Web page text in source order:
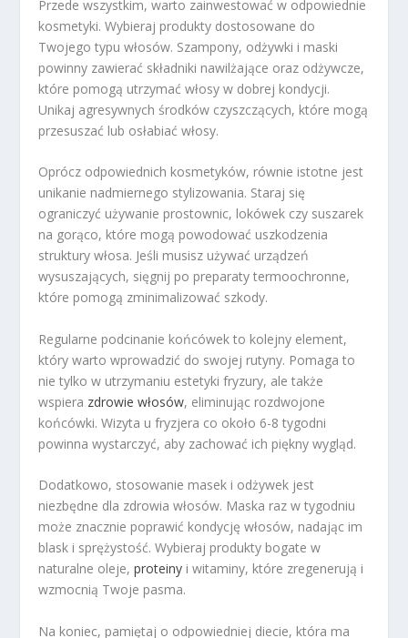
Przede wszystkim, warto zainwestować w odpowiednie
kosmetyki. Wybieraj produkty dostosowane do
Twojego typu włosów. Szampony, odżywki i maski
powinny zawierać składniki nawilżające oraz odżywcze,
które pomogą utrzymać włosy w dobrej kondycji.
Unikaj agresywnych środków czyszczących, które mogą
przesuszać lub osłabiać włosy.
Oprócz odpowiednich kosmetyków, równie istotne jest
unikanie nadmiernego stylizowania. Staraj się
ograniczyć używanie prostownic, lokówek czy suszarek
na gorąco, które mogą powodować uszkodzenia
struktury włosa. Jeśli musisz używać urządzeń
wysuszających, sięgnij po preparaty termoochronne,
które pomogą zminimalizować szkody.
Regularne podcinanie końcówek to kolejny element,
który warto wprowadzić do swojej rutyny. Pomaga to
nie tylko w utrzymaniu estetyki fryzury, ale także
wspiera zdrowie włosów, eliminując rozdwojone
końcówki. Wizyta u fryzjera co około 6-8 tygodni
powinna wystarczyć, aby zachować ich piękny wygląd.
Dodatkowo, stosowanie masek i odżywek jest
niezbędne dla zdrowia włosów. Maska raz w tygodniu
może znacznie poprawić kondycję włosów, nadając im
blask i sprężystość. Wybieraj produkty bogate w
naturalne oleje,proteiny i witaminy, które zregenerują i
wzmocnią Twoje pasma.
Na koniec, pamiętaj o odpowiedniej diecie, która ma